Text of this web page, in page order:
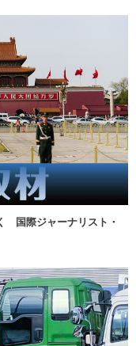
国際ジャーナリスト・